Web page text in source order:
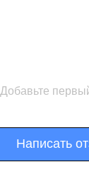
Добавьте
Написать